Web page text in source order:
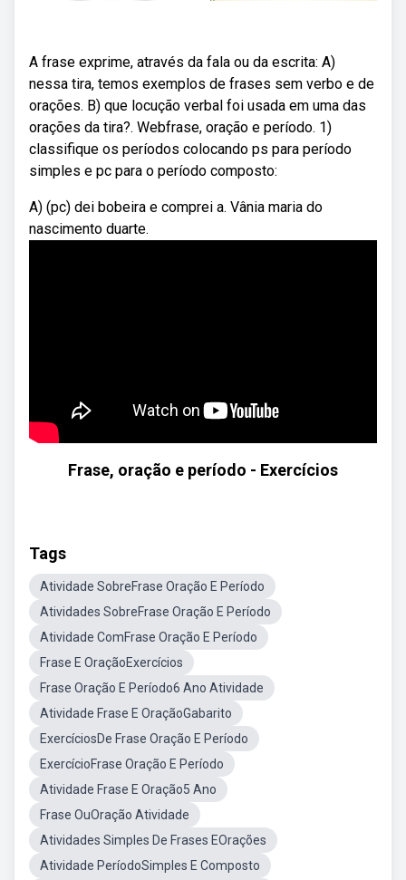
A frase exprime, através da fala ou da escrita: A)
nessa tira, temos exemplos de frases sem verbo e de
orações. B) que locução verbal foi usada em uma das
orações da tira?. Webfrase, oração e período. 1)
classifique os períodos colocando ps para período
simples e pc para o período composto:
A) (pc) dei bobeira e comprei a. Vânia maria do
nascimento duarte.
Frase, oração e período - Exercícios
Tags
Atividade SobreFrase Oração E Período
Atividades SobreFrase Oração E Período
Atividade ComFrase Oração E Período
Frase E OraçãoExercícios
Frase Oração E Período6 Ano Atividade
Atividade Frase E OraçãoGabarito
ExercíciosDe Frase Oração E Período
ExercícioFrase Oração E Período
Atividade Frase E Oração5 Ano
Frase OuOração Atividade
Atividades Simples De Frases EOrações
Atividade PeríodoSimples E Composto